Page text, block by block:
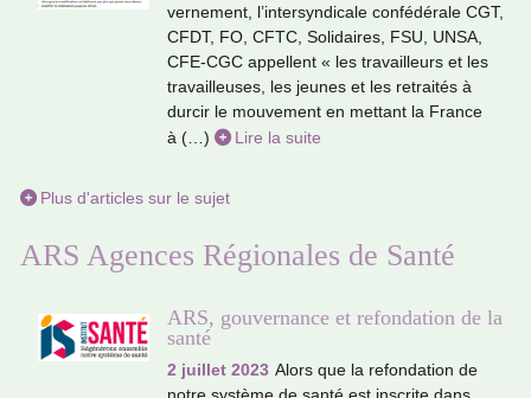
ver­ne­ment, l’inter­syn­di­cale confé­dé­rale CGT,
CFDT, FO, CFTC, Solidaires, FSU, UNSA,
CFE-CGC appel­lent « les tra­vailleurs et les
tra­vailleu­ses, les jeunes et les retrai­tés à
durcir le mou­ve­ment en met­tant la France
à (…)
Lire la suite
Plus d'articles sur le sujet
ARS Agences Régionales de Santé
ARS, gouvernance et refondation de la
santé
2 juillet 2023 Alors que la refon­da­tion de
notre sys­tème de santé est ins­crite dans